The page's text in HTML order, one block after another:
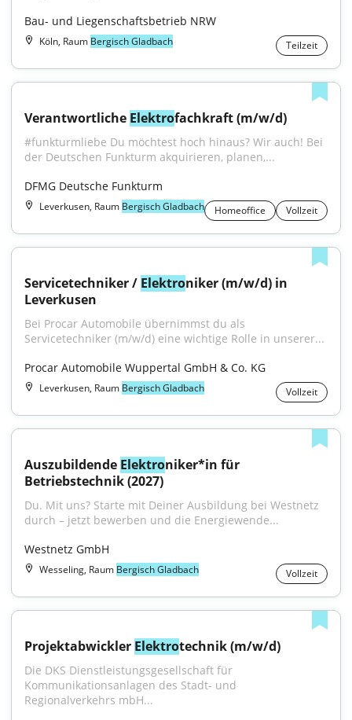
Bau- und Liegenschaftsbetrieb NRW
Köln, Raum Bergisch Gladbach Teilzeit
Verantwortliche Elektrofachkraft (m/w/d)
#funkturmliebe Du möchtest hoch hinaus? Wir auch! Bei
der Deutschen Funkturm akquirieren, planen,...
DFMG Deutsche Funkturm
Leverkusen, Raum Bergisch Gladbach Homeoffice Vollzeit
Servicetechniker / Elektroniker (m/w/d) in
Leverkusen
Bei Procar Automobile übernimmst du als
Servicetechniker (m/w/d) eine wichtige Rolle in unserer...
Procar Automobile Wuppertal GmbH & Co. KG
Leverkusen, Raum Bergisch Gladbach Vollzeit
Auszubildende Elektroniker*in für
Betriebstechnik (2027)
Du. Mit uns? Starte mit Deiner Ausbildung bei Westnetz
durch – jetzt bewerben und die Energiewende...
Westnetz GmbH
Wesseling, Raum Bergisch Gladbach Vollzeit
Projektabwickler Elektrotechnik (m/w/d)
Die DKS Dienstleistungsgesellschaft für
Kommunikationsanlagen des Stadt- und
Regionalverkehrs mbH...